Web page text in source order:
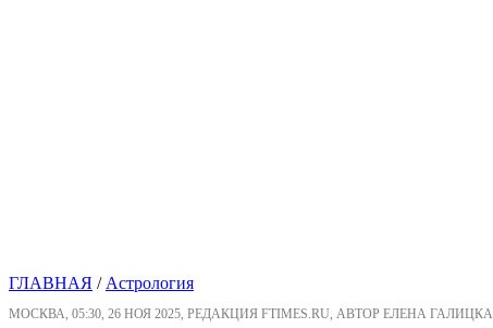
ГЛАВНАЯ /Астрология
МОСКВА, 05:30, 26 НОЯ 2025, РЕДАКЦИЯ FTIMES.RU, АВТОР ЕЛЕНА